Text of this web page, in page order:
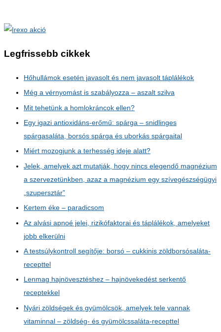
Legfrissebb cikkek
Hőhullámok esetén javasolt és nem javasolt táplálékok
Még a vérnyomást is szabályozza – aszalt szilva
Mit tehetünk a homlokráncok ellen?
Egy igazi antioxidáns-erőmű: spárga – snidlinges
spárgasaláta, borsós spárga és uborkás spárgaital
Miért mozogjunk a terhesség ideje alatt?
Jelek, amelyek azt mutatják, hogy nincs elegendő magnézium
a szervezetünkben, azaz a magnézium egy szívegészségügyi
„szupersztár”
Kertem éke – paradicsom
Az alvási apnoé jelei, rizikófaktorai és táplálékok, amelyeket
jobb elkerülni
A testsúlykontroll segítője: borsó – cukkinis zöldborsósaláta-
recepttel
Lenmag hajnövesztéshez – hajnövekedést serkentő
receptekkel
Nyári zöldségek és gyümölcsök, amelyek tele vannak
vitaminnal – zöldség- és gyümölcssaláta-recepttel